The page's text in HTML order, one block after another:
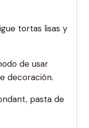
tortas lisas y
de usar
decoración.
pasta de